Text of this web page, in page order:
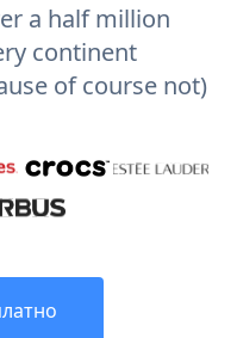
a half million
continent
of course not)